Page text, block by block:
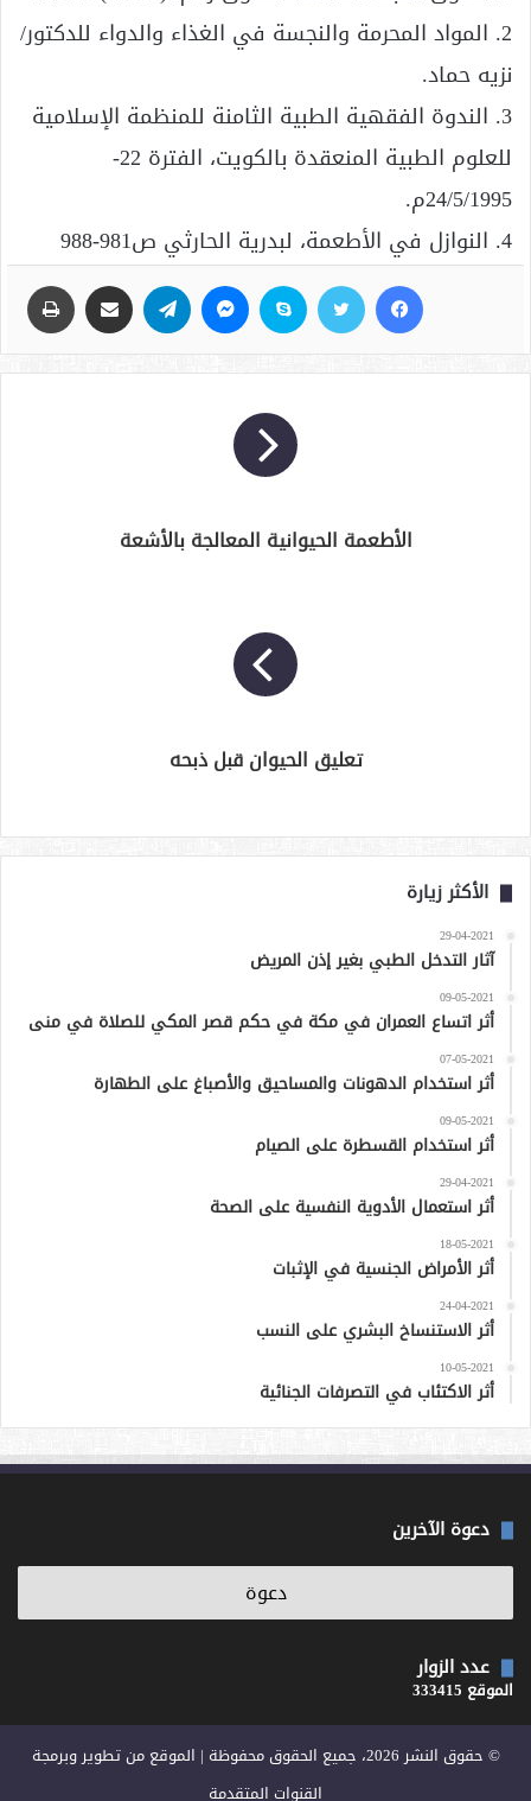
2. المواد المحرمة والنجسة في الغذاء والدواء للدكتور/
نزيه حماد.
3. الندوة الفقهية الطبية الثامنة للمنظمة الإسلامية
للعلوم الطبية المنعقدة بالكويت، الفترة 22-
24/5/1995م.
4. النوازل في الأطعمة، لبدرية الحارثي ص981-988
الأطعمة الحيوانية المعالجة بالأشعة
تعليق الحيوان قبل ذبحه
الأكثر زيارة
29-04-2021
آثار التدخل الطبي بغير إذن المريض
09-05-2021
أثر اتساع العمران في مكة في حكم قصر المكي للصلاة في منى
07-05-2021
أثر استخدام الدهونات والمساحيق والأصباغ على الطهارة
09-05-2021
أثر استخدام القسطرة على الصيام
29-04-2021
أثر استعمال الأدوية النفسية على الصحة
18-05-2021
أثر الأمراض الجنسية في الإثبات
24-04-2021
أثر الاستنساخ البشري على النسب
10-05-2021
أثر الاكتئاب في التصرفات الجنائية
دعوة الآخرين
عدد الزوار
الموقع 333415
© حقوق النشر 2026، جميع الحقوق محفوظة | الموقع من تطوير وبرمجة
القنوات المتقدمة